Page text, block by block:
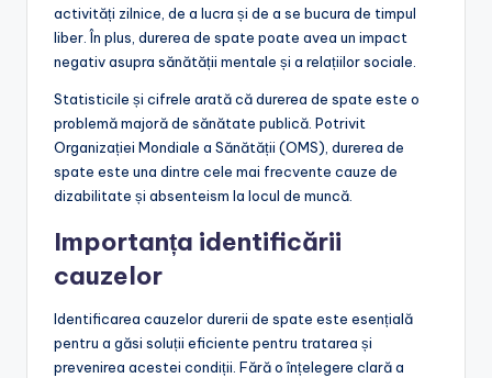
activități zilnice, de a lucra și de a se bucura de timpul
liber. În plus, durerea de spate poate avea un impact
negativ asupra sănătății mentale și a relațiilor sociale.
Statisticile și cifrele arată că durerea de spate este o
problemă majoră de sănătate publică. Potrivit
Organizației Mondiale a Sănătății (OMS), durerea de
spate este una dintre cele mai frecvente cauze de
dizabilitate și absenteism la locul de muncă.
Importanța identificării
cauzelor
Identificarea cauzelor durerii de spate este esențială
pentru a găsi soluții eficiente pentru tratarea și
prevenirea acestei condiții. Fără o înțelegere clară a